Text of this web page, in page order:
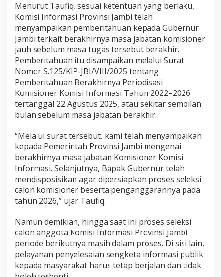
a
n
g
n
g
g
a
D
i
l
a
t
i
k
n
y
a
o
m
s
n
e
r
Menurut Taufiq, sesuai ketentuan yang berlaku,
Komisi Informasi Provinsi Jambi telah
menyampaikan pemberitahuan kepada Gubernur
Jambi terkait berakhirnya masa jabatan komisioner
jauh sebelum masa tugas tersebut berakhir.
Pemberitahuan itu disampaikan melalui Surat
Nomor S.125/KIP-JBI/VIII/2025 tentang
Pemberitahuan Berakhirnya Periodisasi
Komisioner Komisi Informasi Tahun 2022–2026
tertanggal 22 Agustus 2025, atau sekitar sembilan
bulan sebelum masa jabatan berakhir.
“Melalui surat tersebut, kami telah menyampaikan
kepada Pemerintah Provinsi Jambi mengenai
berakhirnya masa jabatan Komisioner Komisi
Informasi. Selanjutnya, Bapak Gubernur telah
mendisposisikan agar dipersiapkan proses seleksi
calon komisioner beserta penganggarannya pada
tahun 2026,” ujar Taufiq.
Namun demikian, hingga saat ini proses seleksi
calon anggota Komisi Informasi Provinsi Jambi
periode berikutnya masih dalam proses. Di sisi lain,
pelayanan penyelesaian sengketa informasi publik
kepada masyarakat harus tetap berjalan dan tidak